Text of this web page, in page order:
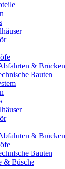
& Brücken
Bauten
& Brücken
Bauten
& Büsche